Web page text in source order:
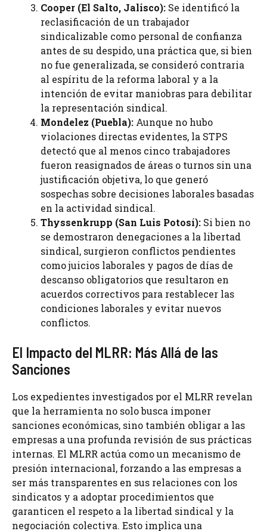
Cooper (El Salto, Jalisco): Se identificó la
reclasificación de un trabajador
sindicalizable como personal de confianza
antes de su despido, una práctica que, si bien
no fue generalizada, se consideró contraria
al espíritu de la reforma laboral y a la
intención de evitar maniobras para debilitar
la representación sindical.
Mondelez (Puebla): Aunque no hubo
violaciones directas evidentes, la STPS
detectó que al menos cinco trabajadores
fueron reasignados de áreas o turnos sin una
justificación objetiva, lo que generó
sospechas sobre decisiones laborales basadas
en la actividad sindical.
Thyssenkrupp (San Luis Potosí): Si bien no
se demostraron denegaciones a la libertad
sindical, surgieron conflictos pendientes
como juicios laborales y pagos de días de
descanso obligatorios que resultaron en
acuerdos correctivos para restablecer las
condiciones laborales y evitar nuevos
conflictos.
El Impacto del MLRR: Más Allá de las
Sanciones
Los expedientes investigados por el MLRR revelan
que la herramienta no solo busca imponer
sanciones económicas, sino también obligar a las
empresas a una profunda revisión de sus prácticas
internas. El MLRR actúa como un mecanismo de
presión internacional, forzando a las empresas a
ser más transparentes en sus relaciones con los
sindicatos y a adoptar procedimientos que
garanticen el respeto a la libertad sindical y la
negociación colectiva. Esto implica una